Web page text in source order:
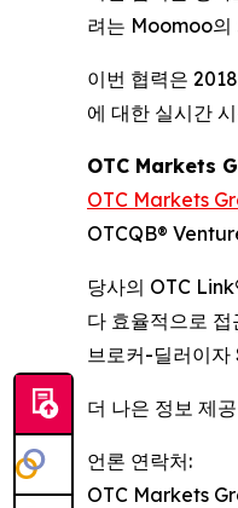
려는 Moomoo의
이번 협력은
에 대한 실시간
OTC Markets
OTC Markets
OTCQB®
당사의 OTC
다 효율적으로
브로커-딜러이자
더 나은 정보 제
언론 연락처:
OTC Markets